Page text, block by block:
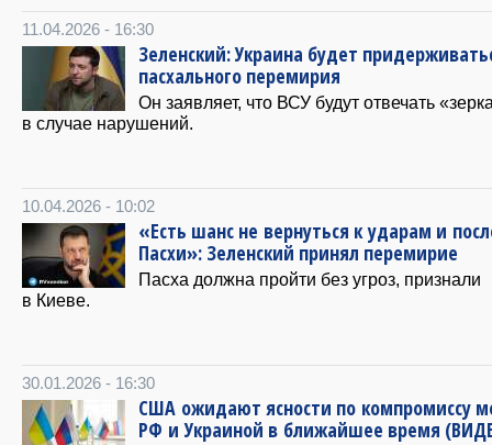
11.04.2026 - 16:30
Зеленский: Украина будет
пасхального перемирия
Он заявляет, что ВСУ будут отвечать
в случае нарушений.
10.04.2026 - 10:02
«Есть шанс не вернуться к ударам и
Пасхи»: Зеленский принял перемирие
Пасха должна пройти без угроз, признали
в Киеве.
30.01.2026 - 16:30
США ожидают ясности по компромиссу
РФ и Украиной в ближайшее время